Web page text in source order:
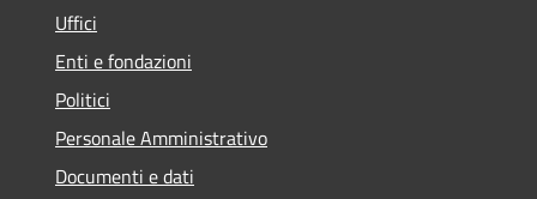
Uffici
Enti e fondazioni
Politici
Personale Amministrativo
Documenti e dati